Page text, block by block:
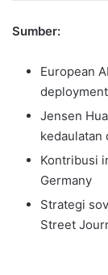
Sumber:
European
Jensen
kedaulatan
Kontribusi
Germany
Strategi
Street